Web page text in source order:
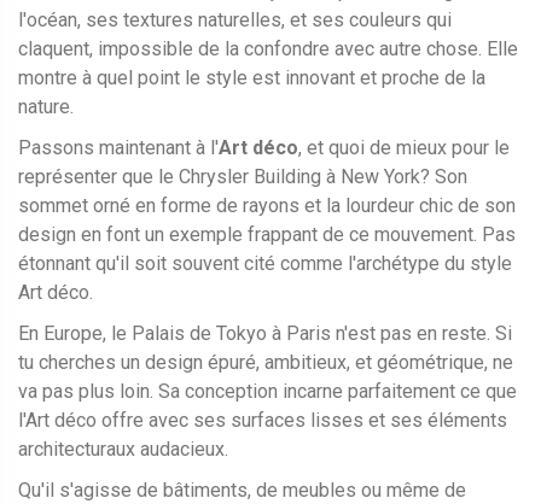
l'océan, ses textures naturelles, et ses couleurs qui
claquent, impossible de la confondre avec autre chose. Elle
montre à quel point le style est innovant et proche de la
nature.
Passons maintenant à l'Art déco, et quoi de mieux pour le
représenter que le Chrysler Building à New York? Son
sommet orné en forme de rayons et la lourdeur chic de son
design en font un exemple frappant de ce mouvement. Pas
étonnant qu'il soit souvent cité comme l'archétype du style
Art déco.
En Europe, le Palais de Tokyo à Paris n'est pas en reste. Si
tu cherches un design épuré, ambitieux, et géométrique, ne
va pas plus loin. Sa conception incarne parfaitement ce que
l'Art déco offre avec ses surfaces lisses et ses éléments
architecturaux audacieux.
Qu'il s'agisse de bâtiments, de meubles ou même de